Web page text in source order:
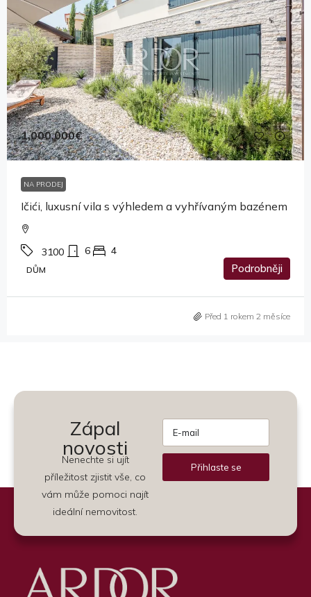
1,000,000€
NA PRODEJ
Ičići, luxusní vila s výhledem a vyhřívaným bazénem
3100 6 4
DŮM Podrobněji
Před 1 rokem 2 měsíce
Zápal
novosti
Nenechte si ujít
příležitost zjistit vše, co
vám může pomoci najít
ideální nemovitost.
Přihlaste se